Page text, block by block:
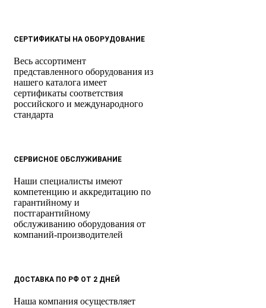
СЕРТИФИКАТЫ НА ОБОРУДОВАНИЕ
Весь ассортимент
представленного оборудования из
нашего каталога имеет
сертификаты соответствия
российского и международного
стандарта
СЕРВИСНОЕ ОБСЛУЖИВАНИЕ
Наши специалисты имеют
компетенцию и аккредитацию по
гарантийному и
постгарантийному
обслуживанию оборудования от
компаний-производителей
ДОСТАВКА ПО РФ ОТ 2 ДНЕЙ
Наша компания осуществляет